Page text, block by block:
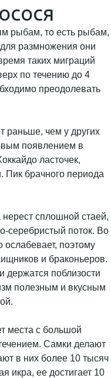
рыбам, то есть рыбам,
размножения они
таких миграций
по течению до 4
преодолевать
раньше, чем у других
появлением в
ласточек,
Пик брачного периода
сплошной стаей,
серебристый поток. Во
поэтому
и браконьеров.
держатся поблизости
полезным и вкусным
места с большой
Самки делают
в них более 10 тысяч
икра, ее достигает 10